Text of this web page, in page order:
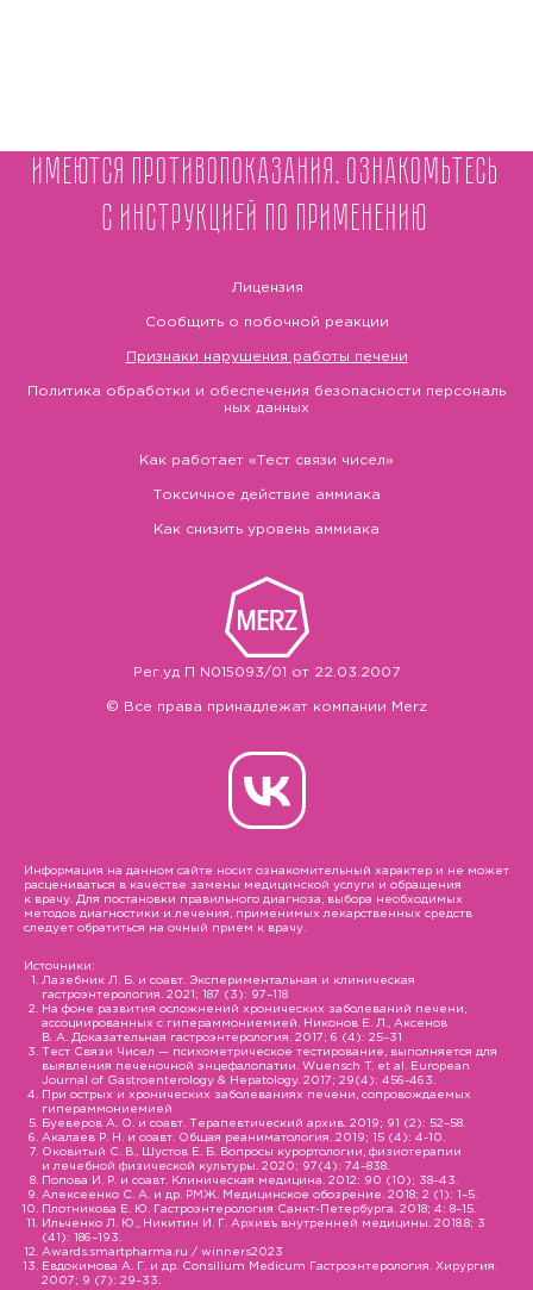
Имеются противопоказания. Ознакомьтесь
с инструкцией по применению
Рег.уд П N015093/01 от 22.03.2007
© Все права принадлежат компании Merz
Лицензия
Сообщить о побочной реакции
Признаки нарушения работы печени
Политика обработки и обеспечения безопасности персональ
ных данных
Как работает «Тест связи чисел»
Токсичное действие аммиака
Как снизить уровень аммиака
Информация на данном сайте носит ознакомительный характер и не может
расцениваться в качестве замены медицинской услуги и обращения
к врачу. Для постановки правильного диагноза, выбора необходимых
методов диагностики и лечения, применимых лекарственных средств
следует обратиться на очный прием к врачу.
Источники:
Лазебник Л. Б. и соавт. Экспериментальная и клиническая
гастроэнтерология. 2021; 187 (3): 97–118
На фоне развития осложнений хронических заболеваний печени,
ассоциированных с гипераммониемией. Никонов Е. Л., Аксенов
В. А. Доказательная гастроэнтерология. 2017; 6 (4): 25–31
Тест Связи Чисел — психометрическое тестирование, выполняется для
выявления печеночной энцефалопатии. Wuensch T. et al. European
Journal of Gastroenterology & Hepatology. 2017; 29(4): 456-463.
При острых и хронических заболеваниях печени, сопровождаемых
гипераммониемией
Буеверов А. О. и соавт. Терапевтический архив. 2019; 91 (2): 52–58.
Акалаев Р. Н. и соавт. Общая реаниматология. 2019; 15 (4): 4-10.
Оковитый С. В., Шустов Е. Б. Вопросы курортологии, физиотерапии
и лечебной физической культуры. 2020; 97(4): 74–838.
Попова И. Р. и соавт. Клиническая медицина. 2012: 90 (10); 38–43.
Алексеенко С. А. и др. РМЖ. Медицинское обозрение. 2018; 2 (1): 1–5.
Плотникова Е. Ю. Гастроэнтерология Санкт-Петербурга. 2018; 4: 8–15.
Ильченко Л. Ю., Никитин И. Г. Архивъ внутренней медицины. 2018.8; 3
(41): 186–193.
Awards.smartpharma.ru / winners2023
Евдокимова А. Г. и др. Consilium Medicum Гастроэнтерология. Хирургия.
2007; 9 (7): 29–33.